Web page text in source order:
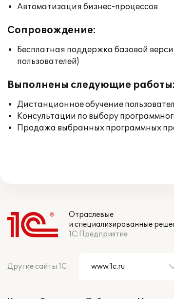
Автоматизация бизнес-процессов
Сопровождение:
Бесплатная поддержка базовой
пользователей)
Выполнены следующие работы:
Дистанционное обучение
Консультации по выбору
Продажа выбранных программных
Отраслевые
и специализированные
1С:Предприятие
Другие сайты 1С